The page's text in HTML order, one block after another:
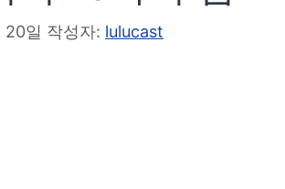
일 작성자: lulucast